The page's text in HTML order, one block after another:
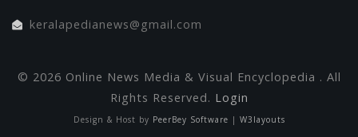
keralapedianews@gmail.com
© 2026 Online News Media & Visual Encyclopedia . All
Rights Reserved. Login
Design & Host by PeerBey Software | W3layouts